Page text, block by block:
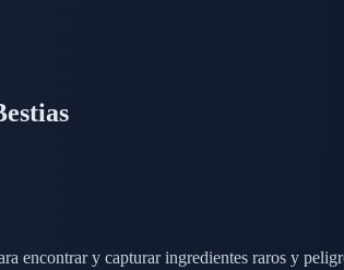
encontrar y capturar ingredientes raros y